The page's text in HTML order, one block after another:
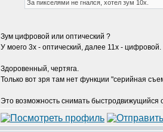
За пикселями не гнался, хотел зум 10х.
Зум цифровой или оптический ?
У моего 3х - оптический, далее 11х - цифровой.
Здоровенный, чертяга.
Только вот зря там нет функции "серийная
Это возможность снимать быстродвижущийся